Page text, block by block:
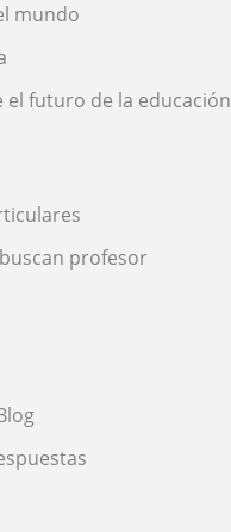
mundo
el futuro de la educación
profesor